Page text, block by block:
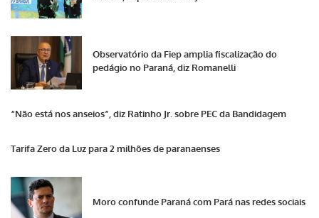
Observatório da Fiep amplia fiscalização do
pedágio no Paraná, diz Romanelli
“Não está nos anseios”, diz Ratinho Jr. sobre PEC da Bandidagem
Tarifa Zero da Luz para 2 milhões de paranaenses
Moro confunde Paraná com Pará nas redes sociais